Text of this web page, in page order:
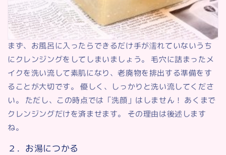
まず、お風呂に入ったらできるだけ手が濡れていないうち
にクレンジングをしてしまいましょう。 毛穴に詰まったメ
イクを洗い流して素肌になり、老廃物を排出する準備をす
ることが大切です。 優しく、しっかりと洗い流してくださ
い。 ただし、この時点では「洗顔」はしません！ あくまで
クレンジングだけを済ませます。 その理由は後述します
ね。
２．お湯につかる